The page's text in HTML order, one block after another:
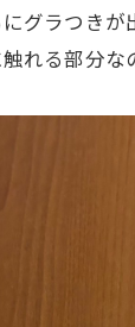
グラつき
れる部分